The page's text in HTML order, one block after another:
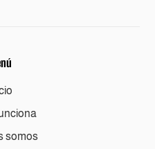
somos